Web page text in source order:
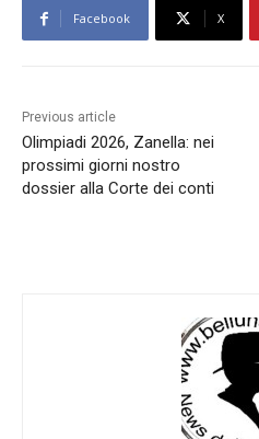
Facebook X
Previous article
Olimpiadi 2026, Zanella: nei
prossimi giorni nostro
dossier alla Corte dei conti